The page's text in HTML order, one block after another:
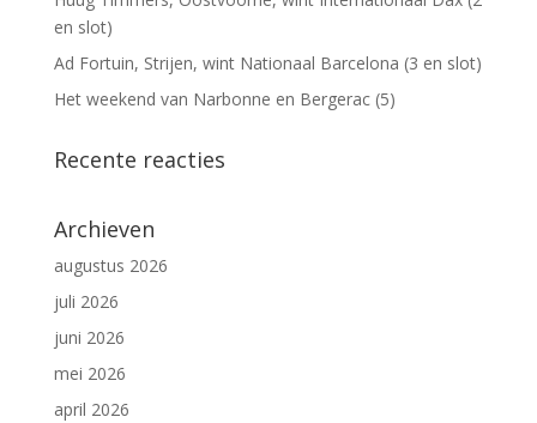
en slot)
Ad Fortuin, Strijen, wint Nationaal Barcelona (3 en slot)
Het weekend van Narbonne en Bergerac (5)
Recente reacties
Archieven
augustus 2026
juli 2026
juni 2026
mei 2026
april 2026